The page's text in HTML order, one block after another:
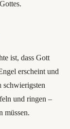
ist, dass Gott
erscheint und
schwierigsten
und ringen –
müssen.